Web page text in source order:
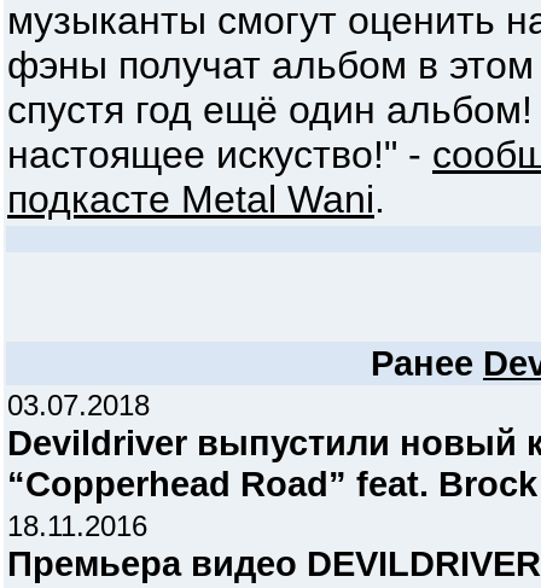
музыканты смогут оценить
фэны получат альбом в
спустя год ещё один
настоящее искуство!" -
подкасте Metal Wani.
Ранее
03.07.2018
Devildriver выпустили новый
“Copperhead Road” feat.
18.11.2016
Премьера видео